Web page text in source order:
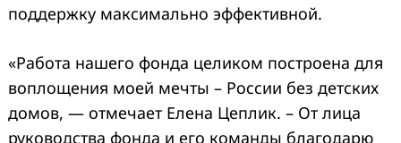
поддержку максимально эффективной.
«Работа нашего фонда целиком построена для
воплощения моей мечты – России без детских
домов, — отмечает Елена Цеплик. – От лица
руководства фонда и его команды благодарю